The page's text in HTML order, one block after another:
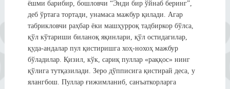
ёшми барибир, бошловчи “Энди бир ўйнаб беринг”,
деб ўртага тортади, унамаса мажбур қилади. Агар
табрикловчи раҳбар ёки машҳурроқ тадбиркор бўлса,
қўл кўтариши биланоқ яқинлари, қўл остидагилар,
қуда-андалар пул қистиришга хоҳ-нохоҳ мажбур
бўладилар. Қизил, кўк, сариқ пуллар «раққос» нинг
қўлига тутқазилади. Зеро дўпписига қистирай деса, у
ялангбош. Пуллар ғижимланиб, санъаткорларга